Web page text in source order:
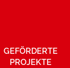
GEFÖRDERTE
PROJEKTE